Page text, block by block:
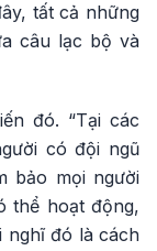
tất cả những
câu lạc bộ và
​​đó. “Tại các
có đội ngũ
bảo mọi người
thể hoạt động,
nghĩ đó là cách